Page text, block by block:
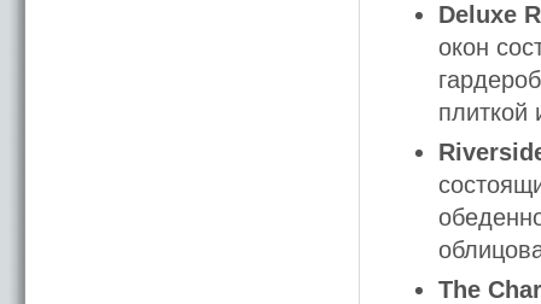
Deluxe
окон
плиткой
The